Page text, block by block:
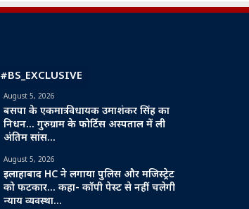
#BS_EXCLUSIVE
August 5, 2026
बसपा के एकमात्र विधायक उमाशंकर सिंह का
निधन… गुरुग्राम के फोर्टिस अस्पताल में ली
अंतिम सांस…
August 5, 2026
इलाहाबाद HC ने लगाया पुलिस और मजिस्ट्रेट
को फटकार… कहा- कॉपी पेस्ट से नहीं चलेगी
न्याय व्यवस्था…